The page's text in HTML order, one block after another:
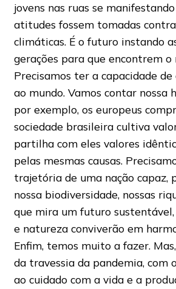
jovens nas ruas se
atitudes fossem tomadas
climáticas. É o futuro instando
gerações para que encontrem
Precisamos ter a capacidade
ao mundo. Vamos contar nossa
por exemplo, os europeus
sociedade brasileira cultiva
partilha com eles valores
pelas mesmas causas.
trajetória de uma nação capaz,
nossa biodiversidade, nossas
que mira um futuro
e natureza conviverão em
Enfim, temos muito a fazer.
da travessia da pandemia,
ao cuidado com a vida e a